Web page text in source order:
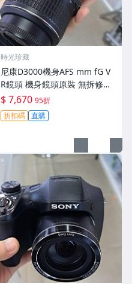
時光珍藏
尼康D3000機身AFS mm fG V
R鏡頭 機身鏡頭原裝 無拆修無
翻新 有輕微使用痕跡 鏡頭-34
30
$ 7,670 95折
折扣碼 直購